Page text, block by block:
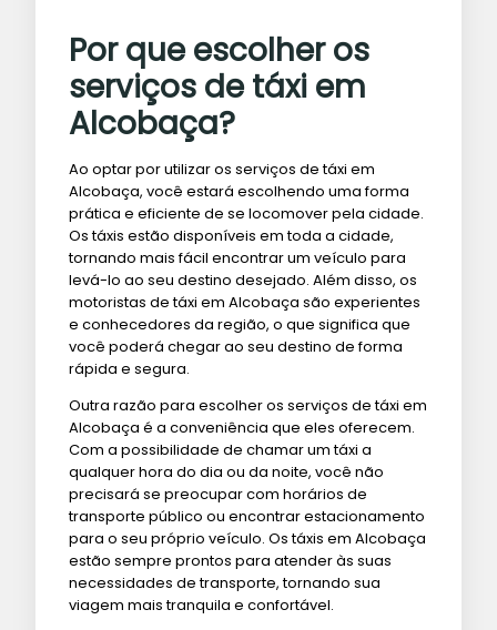
Por que escolher os
serviços de táxi em
Alcobaça?
Ao optar por utilizar os serviços de táxi em
Alcobaça, você estará escolhendo uma forma
prática e eficiente de se locomover pela cidade.
Os táxis estão disponíveis em toda a cidade,
tornando mais fácil encontrar um veículo para
levá-lo ao seu destino desejado. Além disso, os
motoristas de táxi em Alcobaça são experientes
e conhecedores da região, o que significa que
você poderá chegar ao seu destino de forma
rápida e segura.
Outra razão para escolher os serviços de táxi em
Alcobaça é a conveniência que eles oferecem.
Com a possibilidade de chamar um táxi a
qualquer hora do dia ou da noite, você não
precisará se preocupar com horários de
transporte público ou encontrar estacionamento
para o seu próprio veículo. Os táxis em Alcobaça
estão sempre prontos para atender às suas
necessidades de transporte, tornando sua
viagem mais tranquila e confortável.